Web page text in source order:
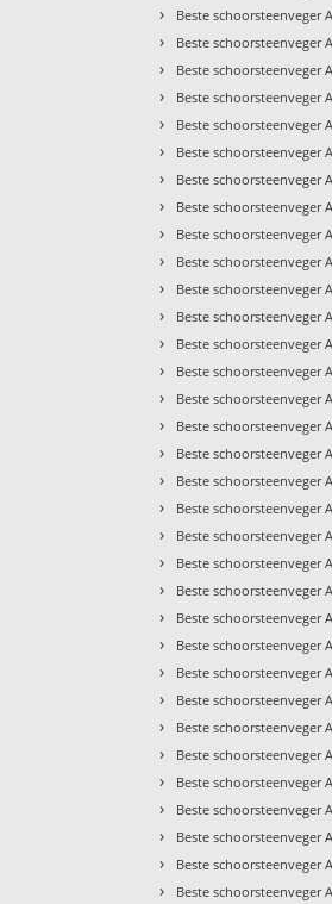
› Beste schoorsteenveger
› Beste schoorsteenveger
› Beste schoorsteenveger
› Beste schoorsteenveger
› Beste schoorsteenveger
› Beste schoorsteenveger
› Beste schoorsteenveger
› Beste schoorsteenveger
› Beste schoorsteenveger
› Beste schoorsteenveger
› Beste schoorsteenveger
› Beste schoorsteenveger
› Beste schoorsteenveger
› Beste schoorsteenveger
› Beste schoorsteenveger
› Beste schoorsteenveger
› Beste schoorsteenveger
› Beste schoorsteenveger
› Beste schoorsteenveger
› Beste schoorsteenveger
› Beste schoorsteenveger
› Beste schoorsteenveger
› Beste schoorsteenveger
› Beste schoorsteenveger
› Beste schoorsteenveger
› Beste schoorsteenveger
› Beste schoorsteenveger
› Beste schoorsteenveger
› Beste schoorsteenveger
› Beste schoorsteenveger
› Beste schoorsteenveger
› Beste schoorsteenveger
› Beste schoorsteenveger